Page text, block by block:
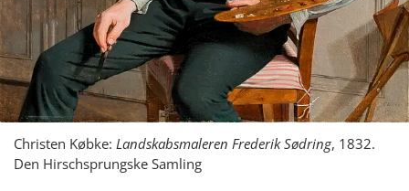
Christen Købke: Landskabsmaleren Frederik Sødring, 1832.
Den Hirschsprungske Samling